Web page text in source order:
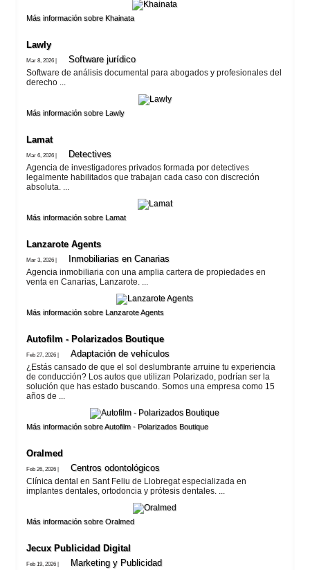
Más información sobre Khainata
Lawly
Mar 8, 2026 | Software jurí­dico
Software de análisis documental para abogados y profesionales del
derecho ...
Más información sobre Lawly
Lamat
Mar 6, 2026 | Detectives
Agencia de investigadores privados formada por detectives
legalmente habilitados que trabajan cada caso con discreción
absoluta. ...
Más información sobre Lamat
Lanzarote​ Agents
Mar 3, 2026 | Inmobiliarias en Canarias
Agencia inmobiliaria con una amplia cartera de propiedades en
venta en Canarias, Lanzarote. ...
Más información sobre Lanzarote​ Agents
Autofilm - Polarizados Boutique
Feb 27, 2026 | Adaptación de vehí­culos
¿Estás cansado de que el sol deslumbrante arruine tu experiencia
de conducción? Los autos que utilizan Polarizado, podrían ser la
solución que has estado buscando. Somos una empresa como 15
años de ...
Más información sobre Autofilm - Polarizados Boutique
Oralmed
Feb 26, 2026 | Centros odontológicos
Clínica dental en Sant Feliu de Llobregat especializada en
implantes dentales, ortodoncia y prótesis dentales. ...
Más información sobre Oralmed
Jecux Publicidad Digital
Feb 19, 2026 | Marketing y Publicidad